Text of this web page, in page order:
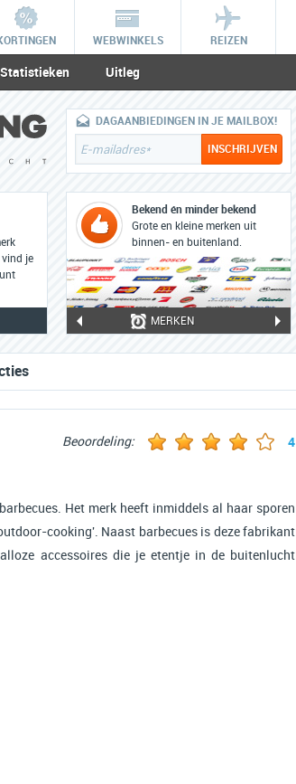
WEBWINKELS REIZEN
Statistieken Uitleg
je
DAGAANBIEDINGEN IN JE MAILBOX!
Bekend én minder bekend
Grote en kleine merken uit
binnen- en buitenland.
MERKEN
Beoordeling: 4
Het merk heeft inmiddels al haar sporen
cooking'. Naast barbecues is deze fabrikant
accessoires die je etentje in de buitenlucht